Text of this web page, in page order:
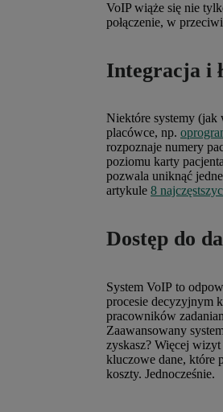
VoIP wiąże się nie
połączenie, w
Integracja i
Niektóre systemy (jak
placówce, np.
rozpoznaje numery
poziomu karty
pozwala uniknąć
artykule 8
Dostęp do
System VoIP to
procesie decyzyjnym
pracowników
Zaawansowany
zyskasz? Więcej wizyt
kluczowe dane, które
koszty. Jednocześnie.